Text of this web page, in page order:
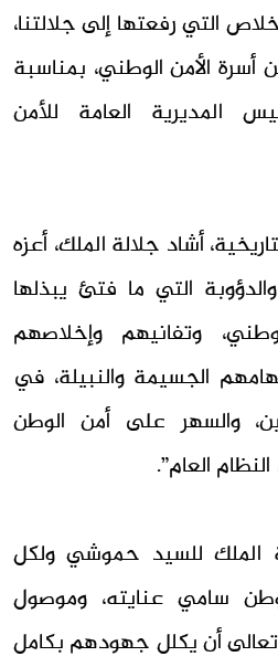
التي رفعتها إلى جلالتنا،
الأمن الوطني، بمناسبة
المديرية العامة للأمن
أشاد جلالة الملك، أعزه
التي ما فتئ يبذلها
وتفانيهم وإخلاصهم
الجسيمة والنبيلة، في
والسهر على أمن الوطن
العام”.
الملك للسيد حموشي ولكل
سامي عنايته، وموصول
تعالى أن يكلل جهودهم بكامل